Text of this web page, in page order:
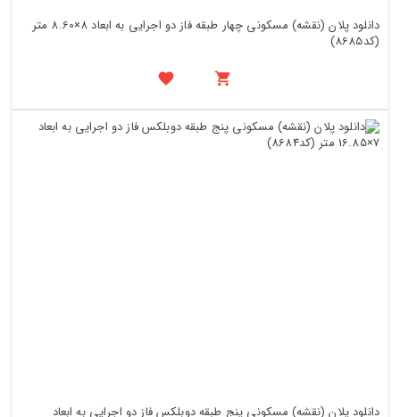
دانلود پلان (نقشه) مسکونی چهار طبقه فاز دو اجرایی به ابعاد 8×8.60 متر
(کد8685)
دانلود پلان (نقشه) مسکونی پنج طبقه دوبلکس فاز دو اجرایی به ابعاد